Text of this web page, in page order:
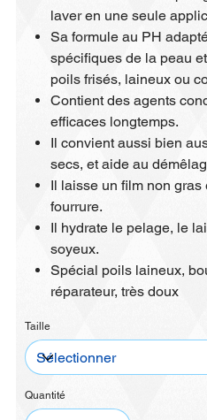
laver en une seule
Sa formule au PH
spécifiques de la peau
poils frisés, laineux ou
Contient des agents
efficaces longtemps.
Il convient aussi bien
secs, et aide au
Il laisse un film non gras
fourrure.
Il hydrate le pelage, le
soyeux.
Spécial poils laineux,
réparateur, très doux
Taille
Quantité